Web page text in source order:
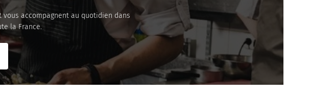
accompagnent au quotidien dans
la France.